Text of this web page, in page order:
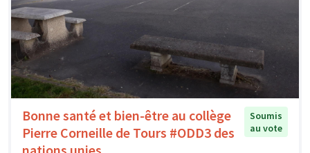
Bonne santé et bien-être au collège
Pierre Corneille de Tours #ODD3 des
Soumis
au vote